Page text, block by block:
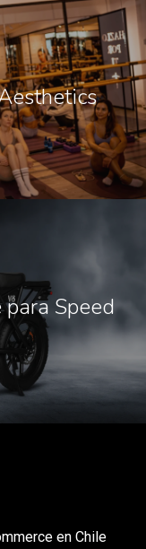
Speed
en Chile